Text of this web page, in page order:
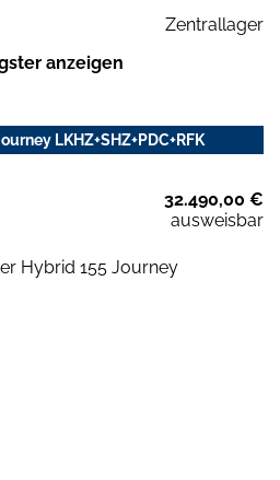
Zentrallager
anzeigen
LKHZ+SHZ+PDC+RFK
32.490,00 €
ausweisbar